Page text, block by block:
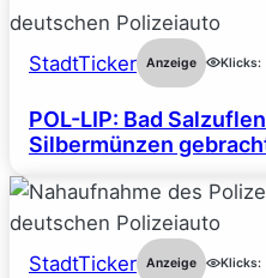
StadtTicker Anzeige Klicks:
POL-LIP: Bad
Silbermünzen
StadtTicker Anzeige Klicks: